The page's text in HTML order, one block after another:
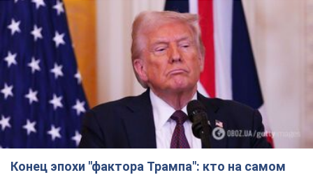
Конец эпохи "фактора Трампа": кто на самом